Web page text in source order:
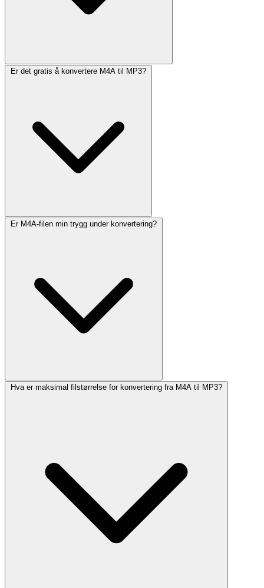
Er det gratis å konvertere M4A til MP3?
Er M4A-filen min trygg under konvertering?
Hva er maksimal filstørrelse for konvertering fra M4A til MP3?